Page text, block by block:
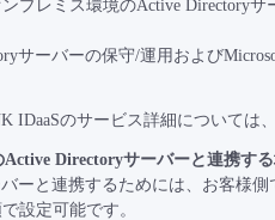
プレミス環境のActive Directoryサ
サーバーの保守/運用および
IDaaSのサービス詳細については、
Directoryサーバーと連携す
ーと連携するためには、お客様
設定可能です。